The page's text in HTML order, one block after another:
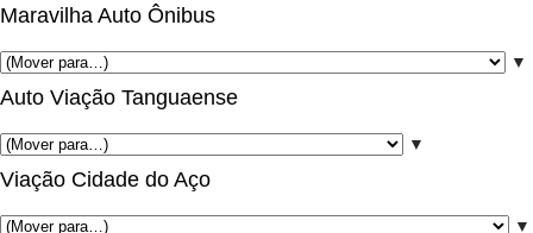
Maravilha Auto Ônibus
▼
Auto Viação Tanguaense
▼
Viação Cidade do Aço
▼